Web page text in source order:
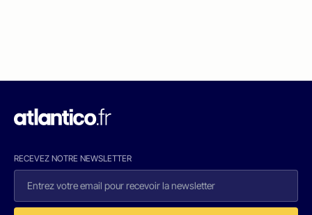
RECEVEZ NOTRE NEWSLETTER